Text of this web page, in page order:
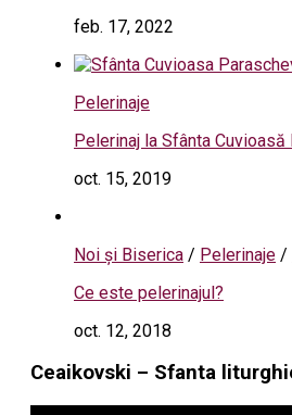
feb. 17, 2022
Pelerinaje
Pelerinaj la Sfânta Cuvioasă
oct. 15, 2019
Noi și Biserica / Pelerinaje /
Ce este pelerinajul?
oct. 12, 2018
Ceaikovski – Sfanta